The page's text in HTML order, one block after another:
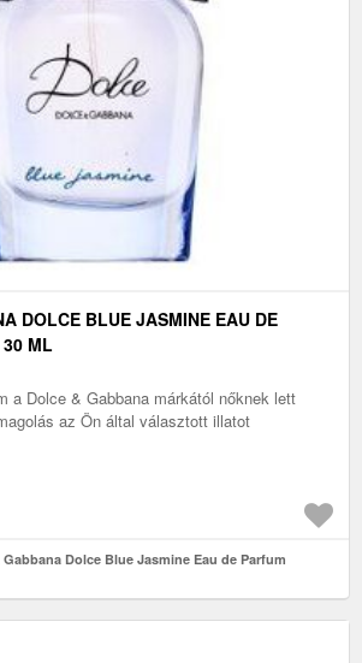
DOLCE BLUE JASMINE EAU DE
30 ML
a Dolce & Gabbana márkától nőknek lett
az Ön által választott illatot
Dolce Blue Jasmine Eau de Parfum